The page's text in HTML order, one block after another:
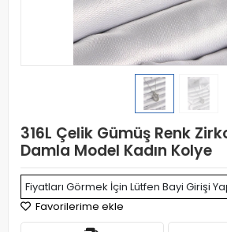
316L Çelik Gümüş Renk
Damla Model Kadın Kolye
Fiyatları Görmek İçin Lütfen Bayi Girişi
Favorilerime ekle